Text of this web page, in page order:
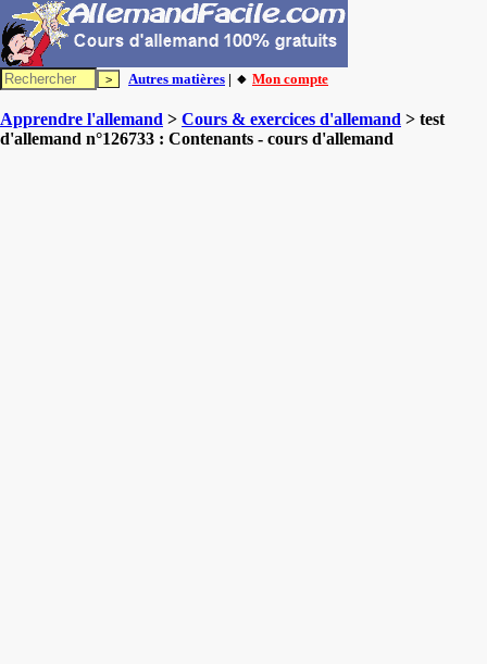
Autres matières | 🔸 Mon compte
Apprendre l'allemand > Cours & exercices d'allemand > test
d'allemand n°126733 : Contenants - cours d'allemand